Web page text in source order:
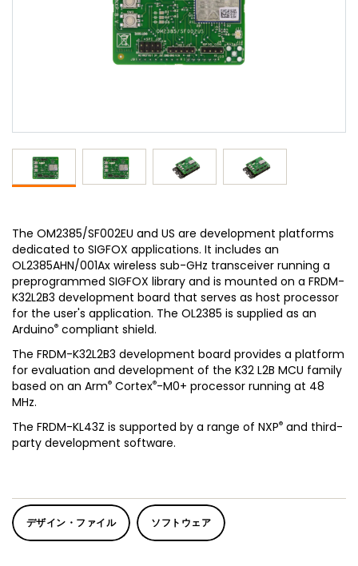
The OM2385/SF002EU and US are development platforms
dedicated to SIGFOX applications. It includes an
OL2385AHN/001Ax wireless sub-GHz transceiver running a
preprogrammed SIGFOX library and is mounted on a FRDM-
K32L2B3 development board that serves as host processor
for the user's application. The OL2385 is supplied as an
Arduino® compliant shield.
The FRDM-K32L2B3 development board provides a platform
for evaluation and development of the K32 L2B MCU family
based on an Arm® Cortex®-M0+ processor running at 48
MHz.
The FRDM-KL43Z is supported by a range of NXP® and third-
party development software.
デザイン・ファイル ソフトウェア